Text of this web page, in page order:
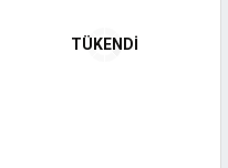
TÜKENDİ